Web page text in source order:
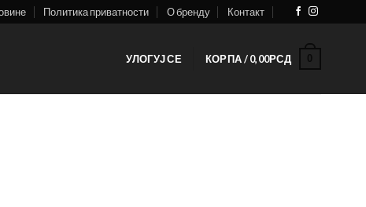
Политика приватности О бренду Контакт
УЛОГУЈ СЕ КОРПА /0,00РСД 0